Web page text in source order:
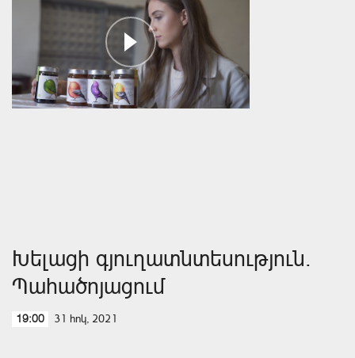
Խելացի գյուղատնտեսություն.
Պահածոյացում
19:00 31 հոկ, 2021